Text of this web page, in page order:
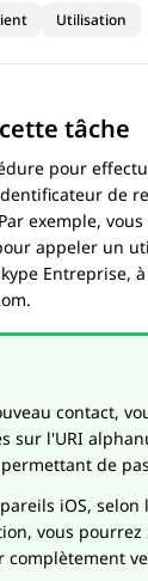
Utilisation
tâche
pour
de
exemple,
appeler un
Entreprise,
contact,
sur l'URI
de
iOS,
vous
complètement